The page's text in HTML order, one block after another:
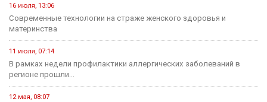
16 июля, 13:06
Современные технологии на страже женского здоровья и
материнства
11 июля, 07:14
В рамках недели профилактики аллергических заболеваний в
регионе прошли...
12 мая, 08:07